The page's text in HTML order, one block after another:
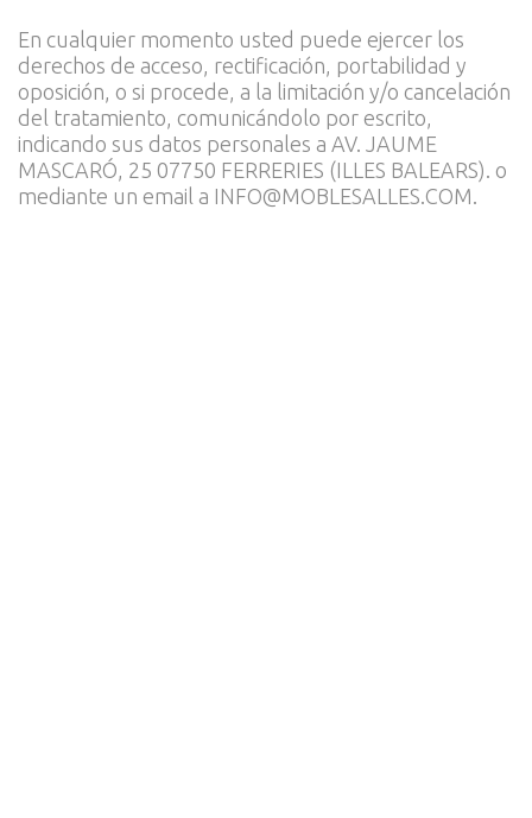
En cualquier momento usted puede ejercer los
derechos de acceso, rectificación, portabilidad y
oposición, o si procede, a la limitación y/o cancelación
del tratamiento, comunicándolo por escrito,
indicando sus datos personales a AV. JAUME
MASCARÓ, 25 07750 FERRERIES (ILLES BALEARS). o
mediante un email a INFO@MOBLESALLES.COM.